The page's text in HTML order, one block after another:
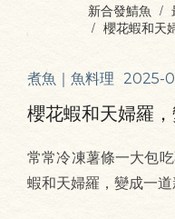
新合發鯖魚
櫻花蝦和天
煮魚｜魚料理 2025-
櫻花蝦和天婦羅
常常冷凍薯條一大包
蝦和天婦羅，變成一道